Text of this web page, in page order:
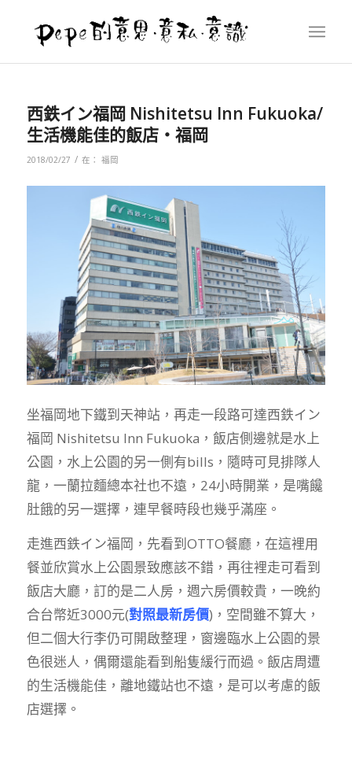
西鉄イン福岡 Nishitetsu Inn Fukuoka/
生活機能佳的飯店‧福岡
2018/02/27 / 在： 福岡
坐福岡地下鐵到天神站，再走一段路可達西鉄イン
福岡 Nishitetsu Inn Fukuoka，飯店側邊就是水上
公園，水上公園的另一側有bills，隨時可見排隊人
龍，一蘭拉麵總本社也不遠，24小時開業，是嘴饞
肚餓的另一選擇，連早餐時段也幾乎滿座。
走進西鉄イン福岡，先看到OTTO餐廳，在這裡用
餐並欣賞水上公園景致應該不錯，再往裡走可看到
飯店大廳，訂的是二人房，週六房價較貴，一晚約
合台幣近3000元(對照最新房價)，空間雖不算大，
但二個大行李仍可開啟整理，窗邊臨水上公園的景
色很迷人，偶爾還能看到船隻緩行而過。飯店周遭
的生活機能佳，離地鐵站也不遠，是可以考慮的飯
店選擇。